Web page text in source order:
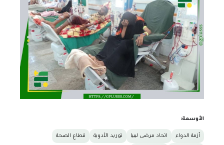
الأوسمة:
أزمة الدواء اتحاد مرضى ليبيا توريد الأدوية قطاع الصحة